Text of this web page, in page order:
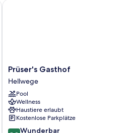
Prüser's
Gasthof
Hellwege
Prüser's Gasthof
Hellwege
Pool
Wellness
Haustiere erlaubt
Kostenlose Parkplätze
9.0 Wunderbar
Prüser's Gasthof